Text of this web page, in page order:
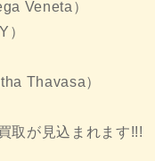
Veneta）
）
Thavasa）
取が見込まれます!!!